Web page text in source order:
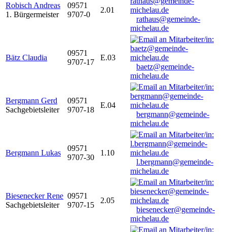
Robisch Andreas
1. Bürgermeister
09571
9707-0
2.01
rathaus@gemeinde-
michelau.de
Bätz Claudia
09571
9707-17
E.03
baetz@gemeinde-
michelau.de
Bergmann Gerd
Sachgebietsleiter
09571
9707-18
E.04
bergmann@gemeinde-
michelau.de
Bergmann Lukas
09571
9707-30
1.10
l.bergmann@gemeinde-
michelau.de
Biesenecker Rene
Sachgebietsleiter
09571
9707-15
2.05
biesenecker@gemeinde-
michelau.de